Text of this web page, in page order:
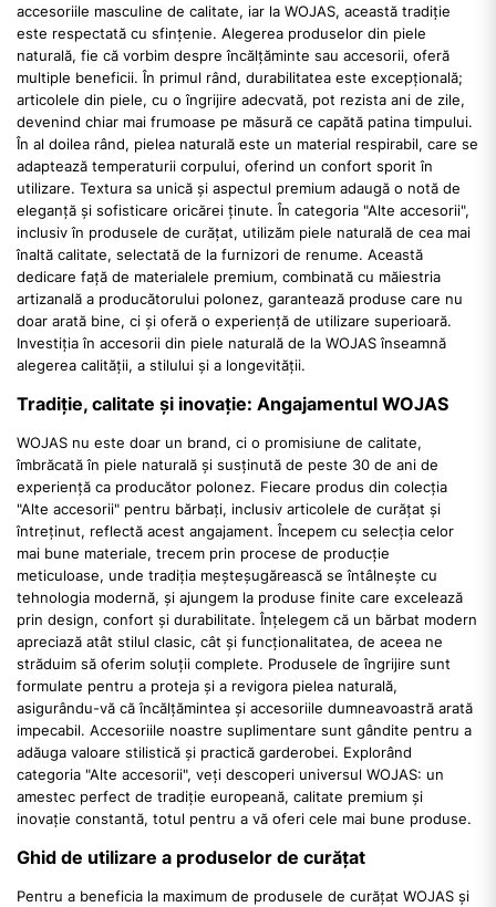
accesoriile masculine de calitate, iar la WOJAS, această tradiție
este respectată cu sfințenie. Alegerea produselor din piele
naturală, fie că vorbim despre încălțăminte sau accesorii, oferă
multiple beneficii. În primul rând, durabilitatea este excepțională;
articolele din piele, cu o îngrijire adecvată, pot rezista ani de zile,
devenind chiar mai frumoase pe măsură ce capătă patina timpului.
În al doilea rând, pielea naturală este un material respirabil, care se
adaptează temperaturii corpului, oferind un confort sporit în
utilizare. Textura sa unică și aspectul premium adaugă o notă de
eleganță și sofisticare oricărei ținute. În categoria "Alte accesorii",
inclusiv în produsele de curățat, utilizăm piele naturală de cea mai
înaltă calitate, selectată de la furnizori de renume. Această
dedicare față de materialele premium, combinată cu măiestria
artizanală a producătorului polonez, garantează produse care nu
doar arată bine, ci și oferă o experiență de utilizare superioară.
Investiția în accesorii din piele naturală de la WOJAS înseamnă
alegerea calității, a stilului și a longevității.
Tradiție, calitate și inovație: Angajamentul WOJAS
WOJAS nu este doar un brand, ci o promisiune de calitate,
îmbrăcată în piele naturală și susținută de peste 30 de ani de
experiență ca producător polonez. Fiecare produs din colecția
"Alte accesorii" pentru bărbați, inclusiv articolele de curățat și
întreținut, reflectă acest angajament. Începem cu selecția celor
mai bune materiale, trecem prin procese de producție
meticuloase, unde tradiția meșteșugărească se întâlnește cu
tehnologia modernă, și ajungem la produse finite care excelează
prin design, confort și durabilitate. Înțelegem că un bărbat modern
apreciază atât stilul clasic, cât și funcționalitatea, de aceea ne
străduim să oferim soluții complete. Produsele de îngrijire sunt
formulate pentru a proteja și a revigora pielea naturală,
asigurându-vă că încălțămintea și accesoriile dumneavoastră arată
impecabil. Accesoriile noastre suplimentare sunt gândite pentru a
adăuga valoare stilistică și practică garderobei. Explorând
categoria "Alte accesorii", veți descoperi universul WOJAS: un
amestec perfect de tradiție europeană, calitate premium și
inovație constantă, totul pentru a vă oferi cele mai bune produse.
Ghid de utilizare a produselor de curățat
Pentru a beneficia la maximum de produsele de curățat WOJAS și